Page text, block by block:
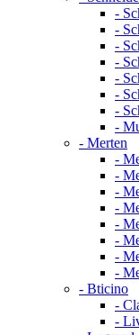
-
-
-
-
-
-
-
-
- Merten
-
-
-
-
-
-
-
-
- Bticino
-
-